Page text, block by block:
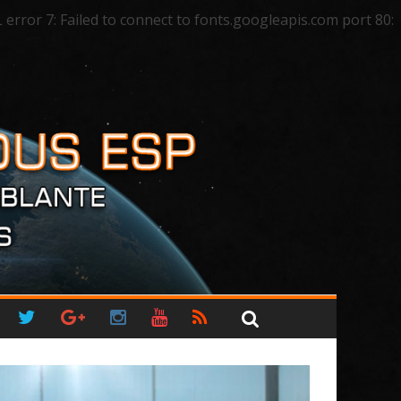
7: Failed to connect to fonts.googleapis.com port 80: